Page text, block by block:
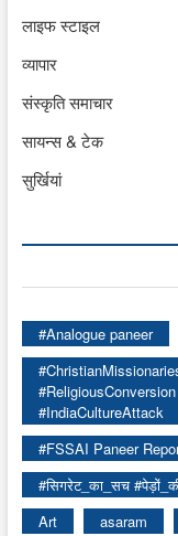
लाइफ स्टाइल
व्यापार
संस्कृति समाचार
सायन्स & टेक
सुर्खियां
#Analogue paneer
#IndiaCultureAttack
#FSSAI Paneer
#सिगरेट_का_सच
Art
asaram